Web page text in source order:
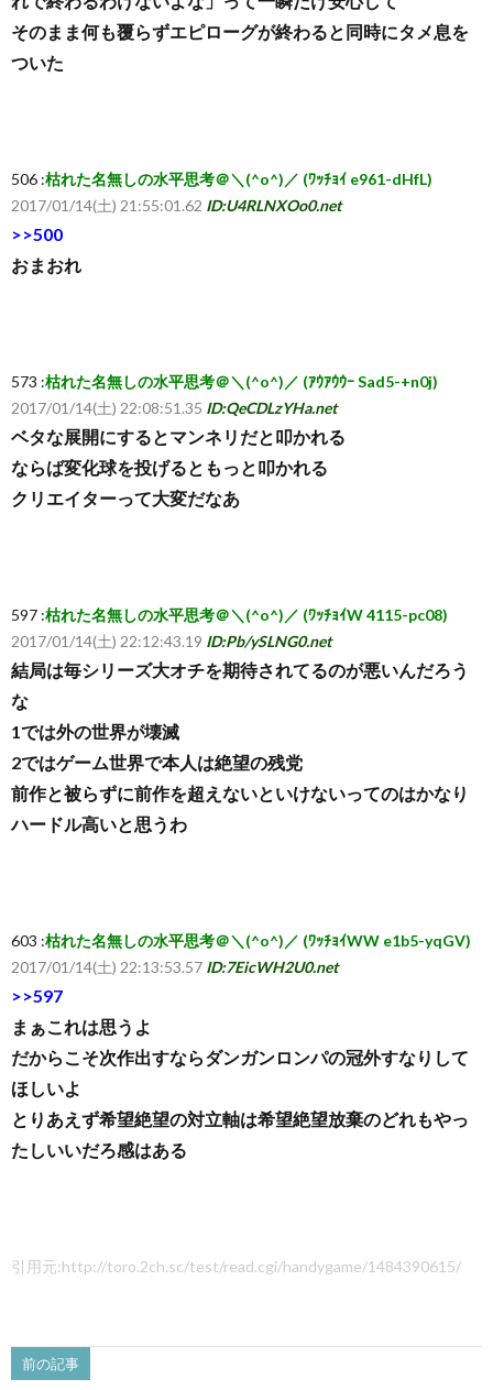
そのまま何も覆らずエピローグが終わると同時にタメ息を
ついた
506 :枯れた名無しの水平思考＠＼(^o^)／ (ﾜｯﾁｮｲ e961-dHfL)
2017/01/14(土) 21:55:01.62 ID:U4RLNXOo0.net
>>500
おまおれ
573 :枯れた名無しの水平思考＠＼(^o^)／ (ｱｳｱｳｳｰ Sad5-+n0j)
2017/01/14(土) 22:08:51.35 ID:QeCDLzYHa.net
ベタな展開にするとマンネリだと叩かれる
ならば変化球を投げるともっと叩かれる
クリエイターって大変だなあ
597 :枯れた名無しの水平思考＠＼(^o^)／ (ﾜｯﾁｮｲW 4115-pc08)
2017/01/14(土) 22:12:43.19 ID:Pb/ySLNG0.net
結局は毎シリーズ大オチを期待されてるのが悪いんだろう
な
1では外の世界が壊滅
2ではゲーム世界で本人は絶望の残党
前作と被らずに前作を超えないといけないってのはかなり
ハードル高いと思うわ
603 :枯れた名無しの水平思考＠＼(^o^)／ (ﾜｯﾁｮｲWW e1b5-yqGV)
2017/01/14(土) 22:13:53.57 ID:7EicWH2U0.net
>>597
まぁこれは思うよ
だからこそ次作出すならダンガンロンパの冠外すなりして
ほしいよ
とりあえず希望絶望の対立軸は希望絶望放棄のどれもやっ
たしいいだろ感はある
引用元:http://toro.2ch.sc/test/read.cgi/handygame/1484390615/
前の記事